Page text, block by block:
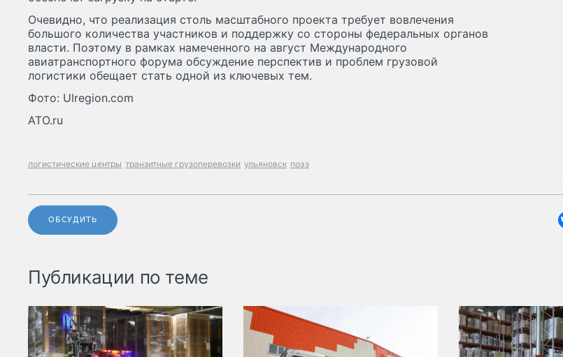
Очевидно, что реализация столь масштабного проекта требует вовлечения
большого количества участников и поддержку со стороны федеральных органов
власти. Поэтому в рамках намеченного на август Международного
авиатранспортного форума обсуждение перспектив и проблем грузовой
логистики обещает стать одной из ключевых тем.
Фото: Ulregion.com
ATO.ru
логистические центры транзитные грузоперевозки ульяновск поэз
ОБСУДИТЬ
Публикации по теме